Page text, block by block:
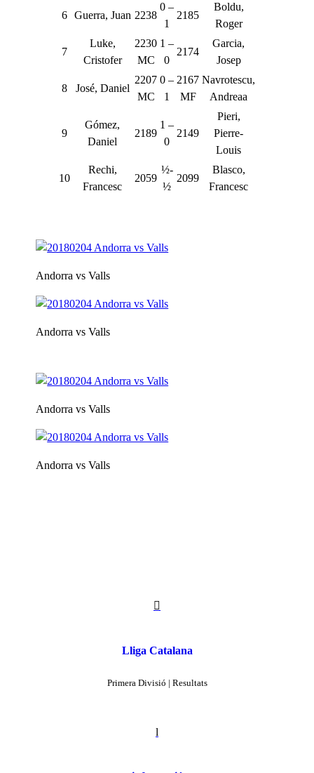
6 Guerra, Juan 2238
0 –
1
2185
Boldu,
Roger
7
Luke,
Cristofer
2230
MC
1 –
0
2174
Garcia,
Josep
8 José, Daniel
2207
MC
0 –
1
2167
MF
Navrotescu,
Andreaa
9
Gómez,
Daniel
2189
1 –
0
2149
Pieri,
Pierre-
Louis
10
Rechi,
Francesc
2059
½-
½
2099
Blasco,
Francesc
Andorra vs Valls
Andorra vs Valls
Andorra vs Valls
Andorra vs Valls

Lliga Catalana
Primera Divisió | Resultats
l